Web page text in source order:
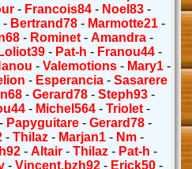
- Francois84 - Noel83 -
- Bertrand78 - Marmotte21 -
- Rominet- Amandra-
Loliot39 - Pat-h - Franou44 -
- Valemotions- Mary1-
- Esperancia- Sasarere
- Gerard78- Steph93-
- Michel564 -Triolet -
Papyguitare- Gerard78-
- Thilaz- Marjan1- Nm-
-Altair -Thilaz - Pat-h -
- Vincent.bzh92- Erick50-